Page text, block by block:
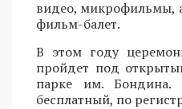
видео, микрофильмы,
фильм-балет.
В этом году
пройдет под
парке им. Бондина.
бесплатный, по